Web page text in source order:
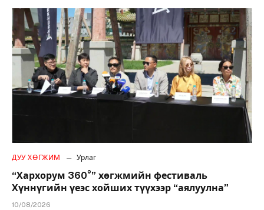
ДУУ ХӨГЖИМ Урлаг
“Хархорум 360°” хөгжмийн фестиваль
Хүннүгийн үеэс хойших түүхээр “аялуулна”
10/08/2026